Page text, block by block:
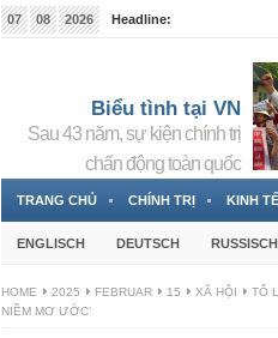
07 08 2026
Headline:
Biểu tình tại VN
Sau 43 năm, sự kiện chính trị
chấn động toàn quốc
TRANG CHỦ CHÍNH TRỊ KINH TẾ
ENGLISCH DEUTSCH RUSSISCH
HOME 2025 FEBRUAR 15 XÃ HỘI
TÔ
NIỀM MƠ ƯỚC’